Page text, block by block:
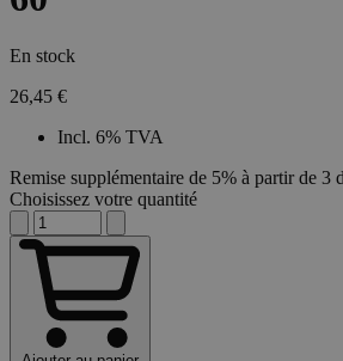
En stock
26,45 €
Incl. 6% TVA
Remise supplémentaire de 5% à partir de 3
Choisissez votre quantité